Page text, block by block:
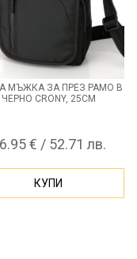
МЪЖКА ЗА ПРЕЗ РАМО В
ЧЕРНО CRONY, 25СМ
€ / 52.71 лв.
КУПИ